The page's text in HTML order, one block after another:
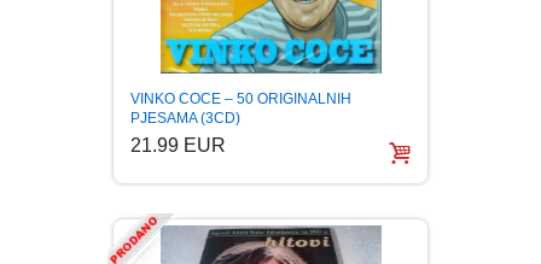
MUZIKA
NAUČNA FANTASTIKA
POEZIJA
VINKO COCE – 50 ORIGINALNIH
PJESAMA (3CD)
21.99 EUR